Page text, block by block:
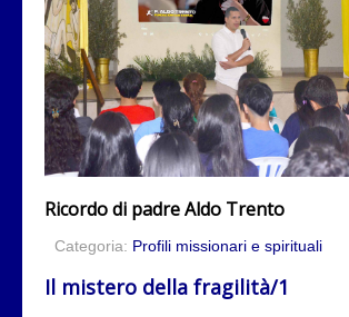
Ricordo di padre Aldo Trento
Categoria: Profili missionari e spirituali
Il mistero della fragilità/1